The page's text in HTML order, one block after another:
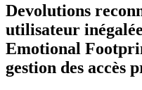
Devolutions
utilisateur
Emotional
gestion des accès